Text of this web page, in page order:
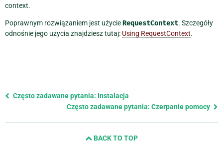
context.
Poprawnym rozwiązaniem jest użycieRequestContext. Szczegóły
odnośnie jego użycia znajdziesz tutaj: Using RequestContext.
Previous
Często zadawane pytania: Instalacja
Często zadawane pytania: Czerpanie pomocy
BACK TO TOP